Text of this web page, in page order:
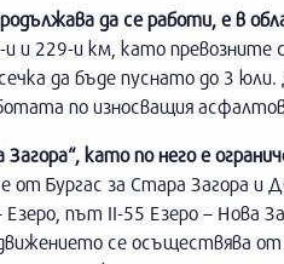
да се работи, е в
и 229-и км, като превозните
да бъде пуснато до 3
по износващия
като по него е
Бургас за Стара Загора и
път II-55 Езеро – Нова
се осъществява